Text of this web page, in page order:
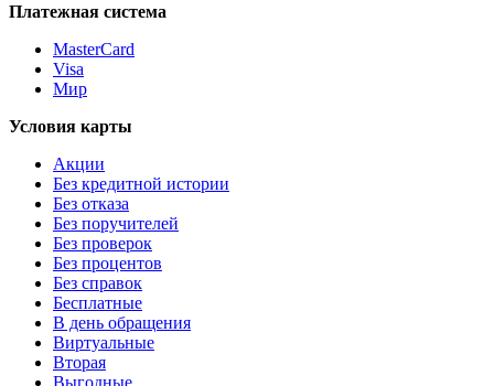
Платежная система
MasterCard
Visa
Мир
Условия карты
Акции
Без кредитной истории
Без отказа
Без поручителей
Без проверок
Без процентов
Без справок
Бесплатные
В день обращения
Виртуальные
Вторая
Выгодные